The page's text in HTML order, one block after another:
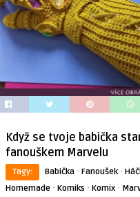
Když se tvoje babička
fanouškem Marvelu
Tagy: Babička · Fanoušek·
Homemade · Komiks · Komix ·